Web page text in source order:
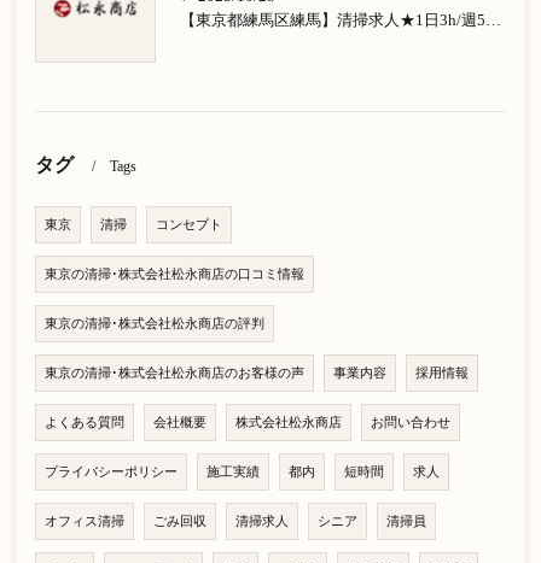
【東京都練馬区練馬】清掃求人★1日3h/週5日/祝日お休み★南大泉在住の方歓迎
タグ Tags
東京 清掃 コンセプト
東京の清掃･株式会社松永商店の口コミ情報
東京の清掃･株式会社松永商店の評判
東京の清掃･株式会社松永商店のお客様の声 事業内容 採用情報
よくある質問 会社概要 株式会社松永商店 お問い合わせ
プライバシーポリシー 施工実績 都内 短時間 求人
オフィス清掃 ごみ回収 清掃求人 シニア 清掃員